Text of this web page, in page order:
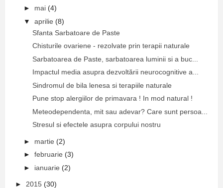
► mai (4)
▼
aprilie (8)
Sfanta Sarbatoare de Paste
Chisturile ovariene - rezolvate prin terapii naturale
Sarbatoarea de Paste, sarbatoarea luminii si a buc...
Impactul media asupra dezvoltării neurocognitive a...
Sindromul de bila lenesa si terapiile naturale
Pune stop alergiilor de primavara ! In mod natural !
Meteodependenta, mit sau adevar? Care sunt persoa...
Stresul si efectele asupra corpului nostru
► martie (2)
► februarie (3)
► ianuarie (2)
► 2015 (30)